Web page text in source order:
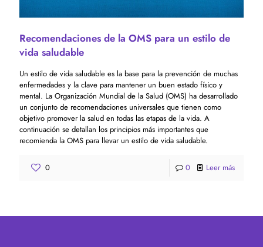
Recomendaciones de la OMS para un estilo de
vida saludable
Un estilo de vida saludable es la base para la prevención de muchas
enfermedades y la clave para mantener un buen estado físico y
mental. La Organización Mundial de la Salud (OMS) ha desarrollado
un conjunto de recomendaciones universales que tienen como
objetivo promover la salud en todas las etapas de la vida. A
continuación se detallan los principios más importantes que
recomienda la OMS para llevar un estilo de vida saludable.
0 0 Leer más